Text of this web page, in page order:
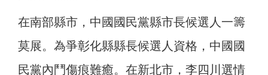
在南部縣市，中國國民黨縣市長候選人一籌
莫展。為爭彰化縣縣長候選人資格，中國國
民黨內鬥傷痕難癒。在新北市，李四川選情